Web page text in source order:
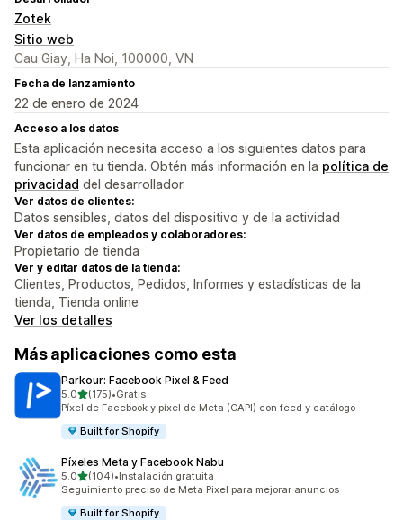
Zotek
Sitio web
Cau Giay, Ha Noi, 100000, VN
Fecha de lanzamiento
22 de enero de 2024
Acceso a los datos
Esta aplicación necesita acceso a los siguientes datos para
funcionar en tu tienda. Obtén más información en la política de
privacidad del desarrollador.
Ver datos de clientes:
Datos sensibles, datos del dispositivo y de la actividad
Ver datos de empleados y colaboradores:
Propietario de tienda
Ver y editar datos de la tienda:
Clientes, Productos, Pedidos, Informes y estadísticas de la
tienda, Tienda online
Ver los detalles
Más aplicaciones como esta
Parkour: Facebook Pixel & Feed
5.0de 5 estrellas
(175)
175 reseñas en total
•Gratis
Píxel de Facebook y píxel de Meta (CAPI) con feed y catálogo
Built for Shopify
Píxeles Meta y Facebook Nabu
5.0de 5 estrellas
(104)
104 reseñas en total
•Instalación gratuita
Seguimiento preciso de Meta Pixel para mejorar anuncios
Built for Shopify